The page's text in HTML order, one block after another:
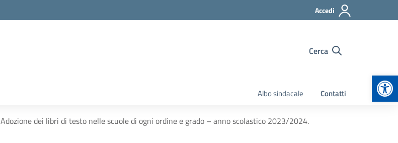
Accedi
Cerca
Albo sindacale Contatti
Adozione dei libri di testo nelle scuole di ogni ordine e grado – anno scolastico 2023/2024.